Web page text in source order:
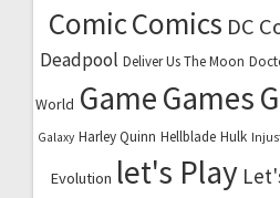
ComicComics DC
Deadpool Deliver Us The Moon
World GameGames
Galaxy Harley Quinn Hellblade Hulk
Evolution let's Play